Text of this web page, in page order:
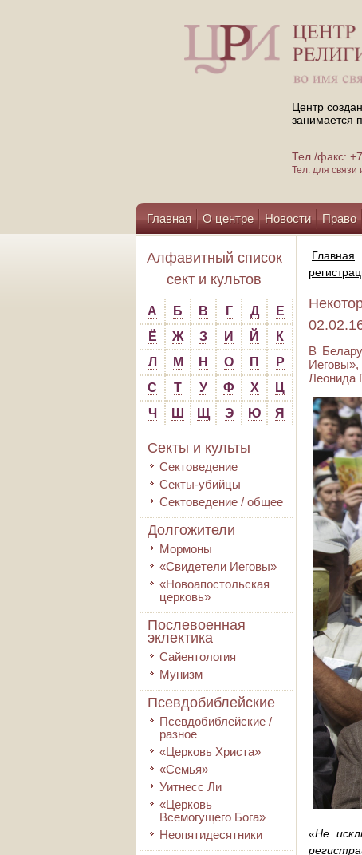
Центр
занимается
Тел./факс:
Тел. для
Главная О центре Новости Право
Помощь центру
Алфавитный список
сект и культов
А Б В Г Д
Е
Ё
Ж З И Й
К
Л
М Н О П
Р
С
Т У Ф Х
Ц
Ч
Ш Щ Э Ю Я
Секты и культы
Сектоведение
Секты-убийцы
Сектоведение / общее
Долгожители
Мормоны
«Свидетели Иеговы»
«Новоапостольская
церковь»
Послевоенная
эклектика
Сайентология
Мунизм
Псевдобиблейские
Псевдобиблейские /
разное
«Церковь Христа»
«Семья»
Уитнесс Ли
«Церковь
Всемогущего Бога»
Неопятидесятники
Главная
В
Леонида
«Не